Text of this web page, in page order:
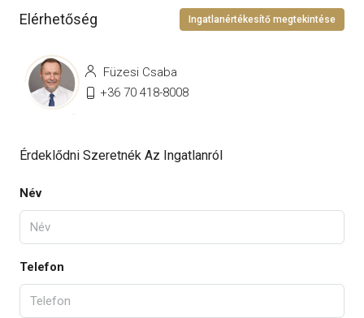
Elérhetőség Ingatlanértékesítő megtekintése
Füzesi Csaba
+36 70 418-8008
Érdeklődni Szeretnék Az Ingatlanról
Név
Telefon